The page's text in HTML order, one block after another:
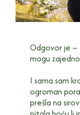
Odgovor je –
mogu
I sama sam
ogroman
prešla na